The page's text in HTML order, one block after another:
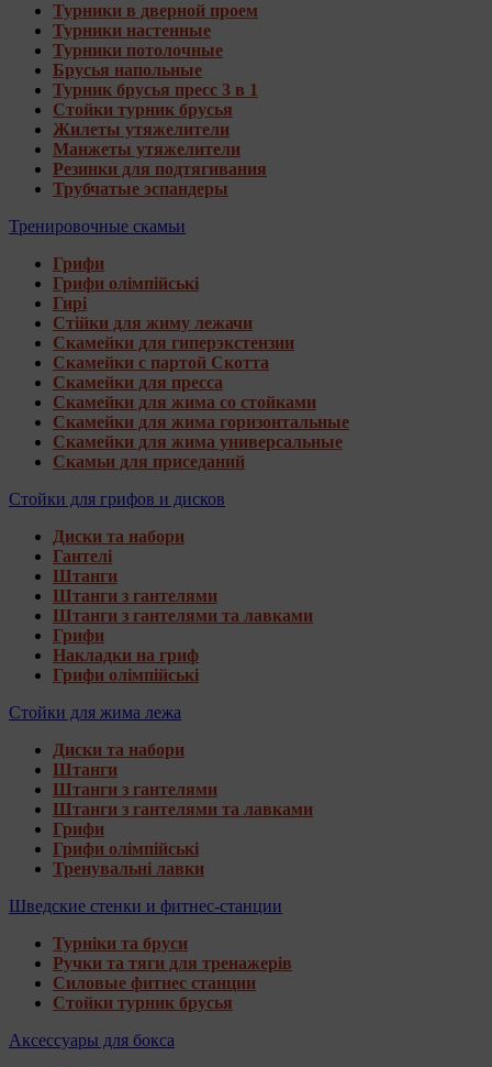
Турники в дверной проем
Турники настенные
Турники потолочные
Брусья напольные
Турник брусья пресс 3 в 1
Стойки турник брусья
Жилеты утяжелители
Манжеты утяжелители
Резинки для подтягивания
Трубчатые эспандеры
Тренировочные скамьи
Грифи
Грифи олімпійські
Гирі
Стійки для жиму лежачи
Скамейки для гиперэкстензии
Скамейки с партой Скотта
Скамейки для пресса
Скамейки для жима со стойками
Скамейки для жима горизонтальные
Скамейки для жима универсальные
Скамьи для приседаний
Стойки для грифов и дисков
Диски та набори
Гантелі
Штанги
Штанги з гантелями
Штанги з гантелями та лавками
Грифи
Накладки на гриф
Грифи олімпійські
Стойки для жима лежа
Диски та набори
Штанги
Штанги з гантелями
Штанги з гантелями та лавками
Грифи
Грифи олімпійські
Тренувальні лавки
Шведские стенки и фитнес-станции
Турніки та бруси
Ручки та тяги для тренажерів
Силовые фитнес станции
Стойки турник брусья
Аксессуары для бокса